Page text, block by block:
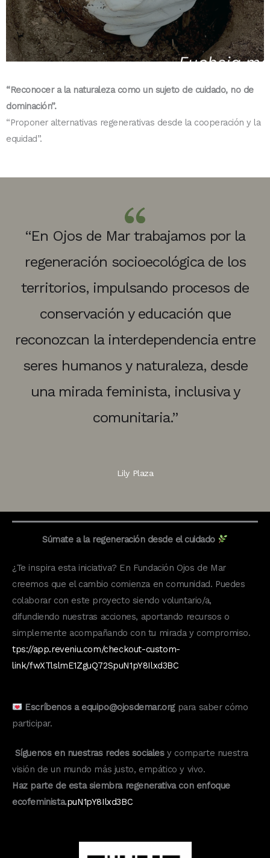
“Reconocer a la naturaleza como un sujeto de cuidado, no de
dominación”.
“Proponer alternativas regenerativas desde la cooperación y la
equidad”.
“En Ojos de Mar trabajamos por la
regeneración socioecológica de los
territorios, impulsando procesos de
conservación y educación que
reconozcan la interdependencia entre
seres humanos y naturaleza, desde
una mirada feminista, inclusiva y
comunitaria.”
Lily Plaza
Súmate a la regeneración desde el cuidado
¿Te inspira esta iniciativa? En Fundación Ojos de Mar
creemos que el cambio comienza en comunidad. Puedes
colaborar con este proyecto siendo voluntario/a,
difundiendo nuestras acciones, aportando recursos o
simplemente acompañando con tu mirada y compromiso.
tps://app.reveniu.com/checkout-custom-
link/fwXTlslmE1ZguQ72SpuN1pY8Ilxd3BC
Escríbenos a equipo@ojosdemar.orgpara saber cómo
participar.
Síguenos en nuestras redes socialesy comparte nuestra
visión de un mundo más justo, empático y vivo.
Haz parte de esta siembra regenerativa con enfoque
ecofeminista.puN1pY8Ilxd3BC